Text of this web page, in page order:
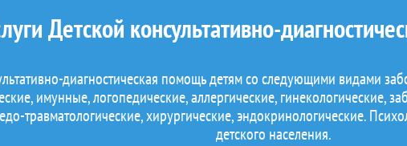
Детской консультативно-
диагностическая помощь детям со следующими видами
имунные, логопедические, аллергические, гинекологические,
травматологические, хирургические, эндокринологические.
детского населения.